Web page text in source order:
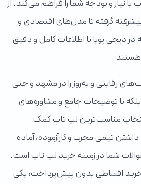
نیاز و بودجه شما را فراهم می‌کند. از
گرفته تا مدل‌های اقتصادی و
دیجی پویا با اطلاعات کامل و دقیق
هستند
رقابتی و به‌روز را در مشهد و حتی
بلکه با توضیحات جامع و مشاوره‌های
مناسب‌ترین لپ تاپ کمک
تیمی مجرب و کارآزموده، آماده
شما در زمینه خرید لپ تاپ است.
اقساطی بدون پیش‌پرداخت، یکی